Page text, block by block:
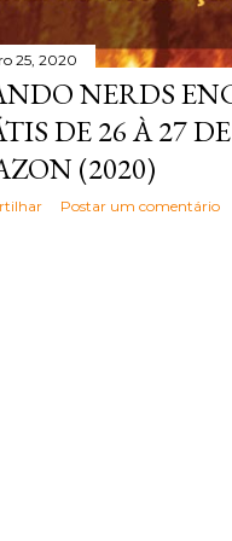
25, 2020
NERDS
DE 26 À 27
(2020)
Postar um comentário